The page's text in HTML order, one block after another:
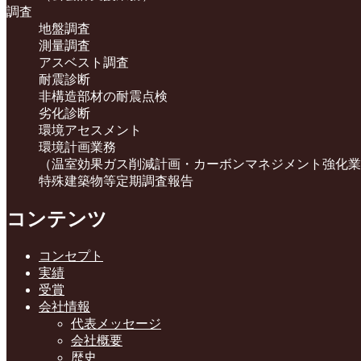
調査
地盤調査
測量調査
アスベスト調査
耐震診断
非構造部材の耐震点検
劣化診断
環境アセスメント
環境計画業務
（温室効果ガス削減計画・カーボンマネジメント強化
特殊建築物等定期調査報告
コンテンツ
コンセプト
実績
受賞
会社情報
代表メッセージ
会社概要
歴史